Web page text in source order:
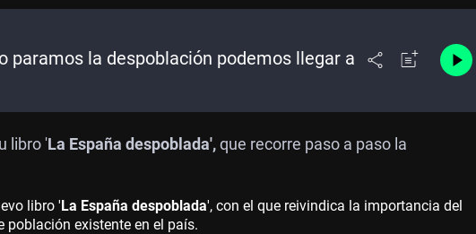
paramos la despoblación podemos llegar a
libro 'La España despoblada',que recorre paso a paso la
libro 'La España despoblada', con el que reivindica la importancia del
existente en el país.